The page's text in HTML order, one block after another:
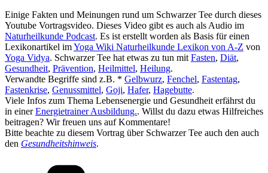
Einige Fakten und Meinungen rund um Schwarzer Tee durch dieses
Youtube Vortragsvideo. Dieses Video gibt es auch als Audio im
Naturheilkunde Podcast. Es ist erstellt worden als Basis für einen
Lexikonartikel imYoga Wiki Naturheilkunde Lexikon von A-Z von
Yoga Vidya. Schwarzer Tee hat etwas zu tun mit Fasten, Diät,
Gesundheit, Prävention, Heilmittel, Heilung.
Verwandte Begriffe sind z.B. * Gelbwurz, Fenchel, Fastentag,
Fastenkrise, Genussmittel, Goji, Hafer, Hagebutte.
Viele Infos zum Thema Lebensenergie und Gesundheit erfährst du
in einerEnergietrainer Ausbildung.. Willst du dazu etwas Hilfreiches
beitragen? Wir freuen uns auf Kommentare!
Bitte beachte zu diesem Vortrag über Schwarzer Tee auch den auch
den Gesundheitshinweis.